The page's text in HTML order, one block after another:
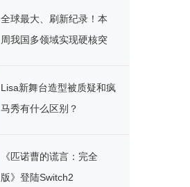
全球最大、刷新纪录！本
周我国多领域实现硬核突
Lisa新舞台造型被质疑和疯
马秀有什么区别？
《匹诺曹的谎言：完全
版》登陆Switch2